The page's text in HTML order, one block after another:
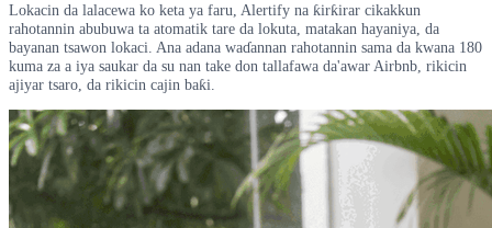
Lokacin da lalacewa ko keta ya faru, Alertify na ƙirƙirar cikakkun
rahotannin abubuwa ta atomatik tare da lokuta, matakan hayaniya, da
bayanan tsawon lokaci. Ana adana waɗannan rahotannin sama da kwana 180
kuma za a iya saukar da su nan take don tallafawa da'awar Airbnb, rikicin
ajiyar tsaro, da rikicin cajin baƙi.